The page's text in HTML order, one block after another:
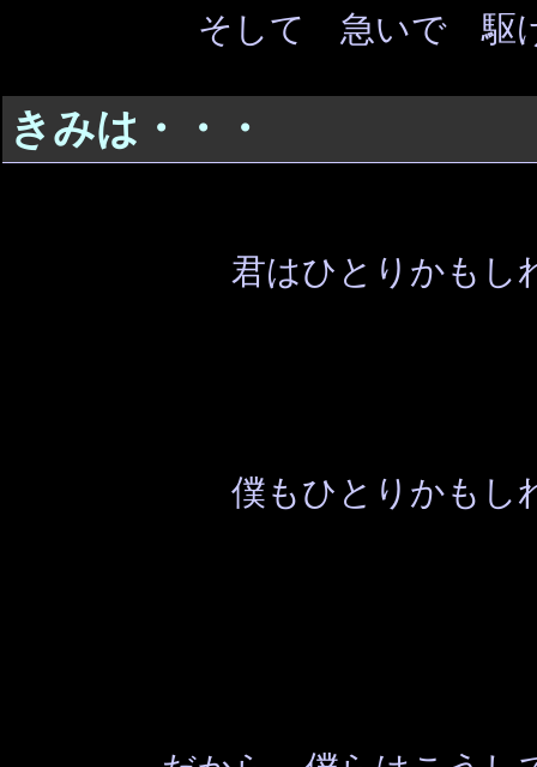
そして 急いで 駆
きみは・・・
君はひとりかもし
僕もひとりかもし